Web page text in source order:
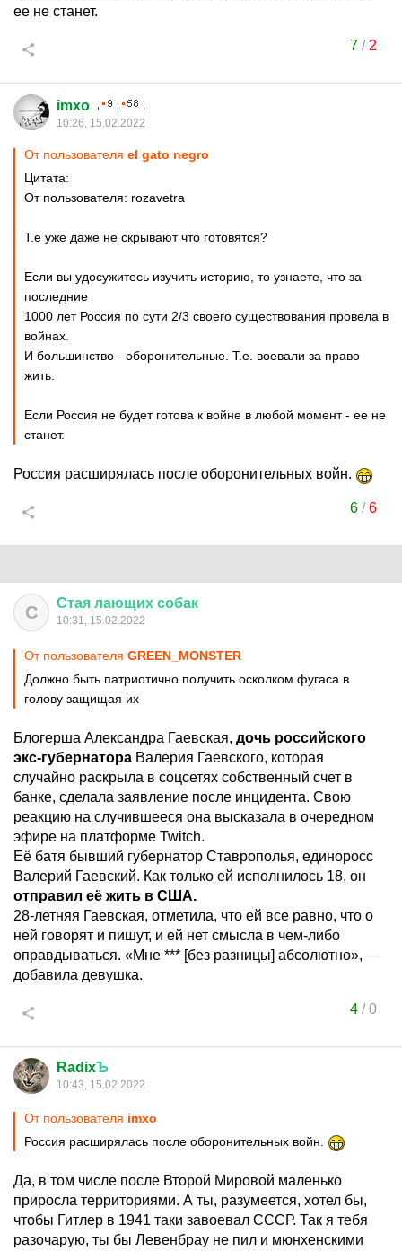
ее не станет.
7/ 2
imxo
10:26, 15.02.2022
От пользователя el gato negro
Цитата:
От пользователя: rozavetra
Т.е уже даже не скрывают что готовятся?
Если вы удосужитесь изучить историю, то узнаете, что за
последние
1000 лет Россия по сути 2/3 своего существования провела в
войнах.
И большинство - оборонительные. Т.е. воевали за право
жить.
Если Россия не будет готова к войне в любой момент - ее не
станет.
Россия расширялась после оборонительных войн.
6/6
С Стая лающих собак
10:31, 15.02.2022
От пользователя GREEN_MONSTER
Должно быть патриотично получить осколком фугаса в
голову защищая их
Блогерша Александра Гаевская, дочь российского
экс-губернатора Валерия Гаевского, которая
случайно раскрыла в соцсетях собственный счет в
банке, сделала заявление после инцидента. Свою
реакцию на случившееся она высказала в очередном
эфире на платформе Twitch.
Её батя бывший губернатор Ставрополья, единоросс
Валерий Гаевский. Как только ей исполнилось 18, он
отправил её жить в США.
28-летняя Гаевская, отметила, что ей все равно, что о
ней говорят и пишут, и ей нет смысла в чем-либо
оправдываться. «Мне *** [без разницы] абсолютно», —
добавила девушка.
4/0
RadixЪ
10:43, 15.02.2022
От пользователя imxo
Россия расширялась после оборонительных войн.
Да, в том числе после Второй Мировой маленько
приросла территориями. А ты, разумеется, хотел бы,
чтобы Гитлер в 1941 таки завоевал СССР. Так я тебя
разочарую, ты бы Левенбрау не пил и мюнхенскими